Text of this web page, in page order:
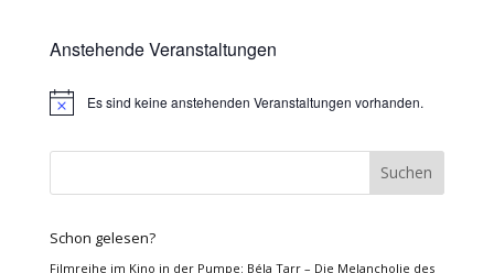
Anstehende Veranstaltungen
HinweisEs sind keine anstehenden Veranstaltungen vorhanden.
Schon gelesen?
Filmreihe im Kino in der Pumpe: Béla Tarr – Die Melancholie des